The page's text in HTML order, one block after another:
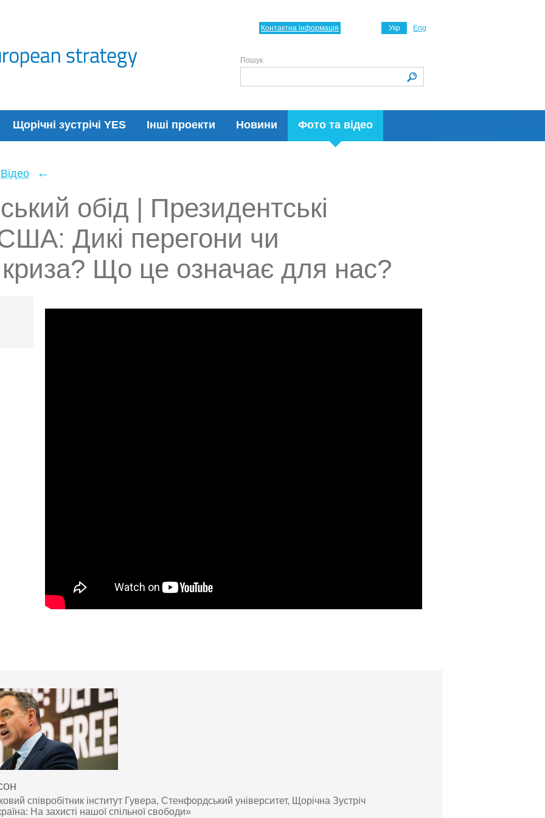
Щорічні зустрічі YES Інші проекти Новини Фото та відео
Укр Eng
Контактна інформація
Пошук
Відео ←
обід | Президентські
Дикі перегони чи
Що це означає для нас?
співробітник інститут Гувера, Стенфордський університет, Щорічна Зустріч
На захисті нашої спільної свободи»